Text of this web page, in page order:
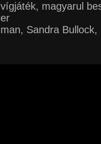
magyarul
Sandra